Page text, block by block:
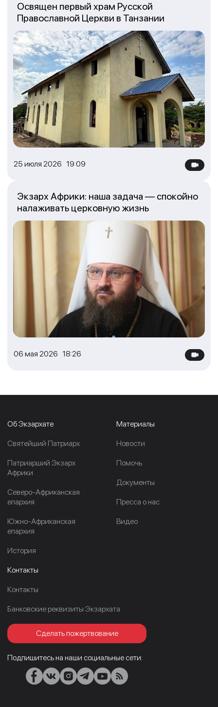
25 июля 2026 19:09
Освящен первый храм Русской
Православной Церкви в Танзании
06 мая 2026 18:26
Экзарх Африки: наша задача — спокойно
налаживать церковную жизнь
Об Экзархате
Cвятейший Патриарх
Патриарший Экзарх
Африки
Северо-Африканская
епархия
Южно-Африканская
епархия
История
Материалы
Новости
Помочь
Документы
Пресса о нас
Видео
Контакты
Контакты
Банковские реквизиты Экзархата
Сделать пожертвование
Подпишитесь на наши социальные сети: